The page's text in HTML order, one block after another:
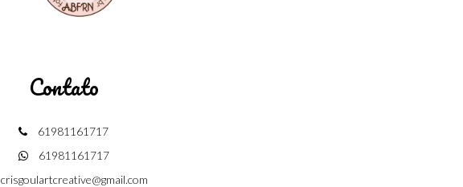
Contato
61981161717
61981161717
crisgoulartcreative@gmail.com